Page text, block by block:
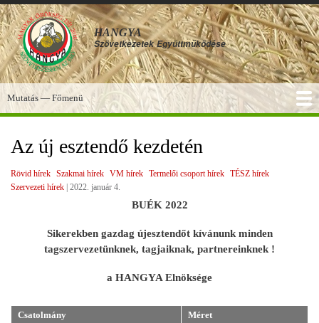
Ugrás
a
tartalomra
HANGYA
Szövetkezetek Együttműködése
Főmenü
Mutatás — Főmenü
Az új esztendő kezdetén
Rövid hírek Szakmai hírek VM hírek Termelői csoport hírek TÉSZ hírek
Szervezeti hírek 2022. január 4.
BUÉK 2022
Sikerekben gazdag újesztendőt kívánunk minden
tagszervezetünknek, tagjaiknak, partnereinknek !
a HANGYA Elnöksége
Csatolmány
Méret